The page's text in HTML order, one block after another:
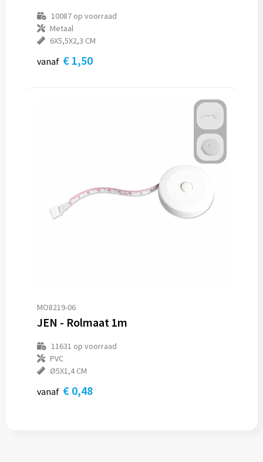
10087op voorraad
Metaal
6X5,5X2,3 CM
vanaf € 1,50
MO8219-06
JEN - Rolmaat 1m
11631 op voorraad
PVC
Ø5X1,4 CM
vanaf € 0,48